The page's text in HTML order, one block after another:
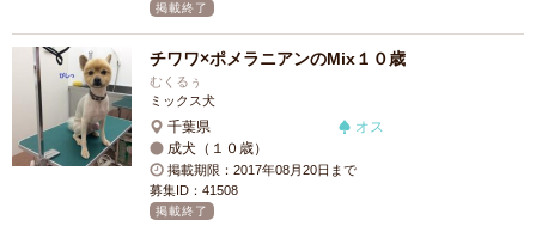
掲載終了
チワワ×ポメラニアンのMix１０歳
むくるぅ
ミックス犬
千葉県
オス
成犬（１０歳）
掲載期限：2017年08月20日まで
募集ID：41508
掲載終了